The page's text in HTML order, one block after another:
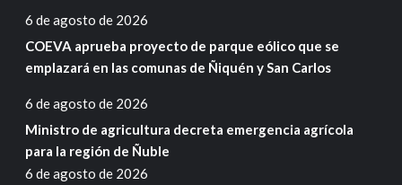
6 de agosto de 2026
COEVA aprueba proyecto de parque eólico que se
emplazará en las comunas de Ñiquén y San Carlos
6 de agosto de 2026
Ministro de agricultura decreta emergencia agrícola
para la región de Ñuble
6 de agosto de 2026